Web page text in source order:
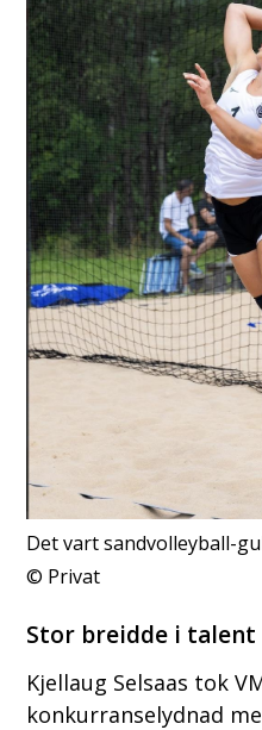
Det vart sandvolleyball-
Privat
Stor breidde i talent
Kjellaug Selsaas tok
konkurranselydnad